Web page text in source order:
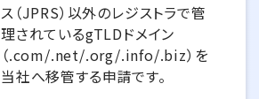
ス（JPRS）以外のレジストラで管
理されているgTLDドメイン
（.com/.net/.org/.info/.biz）を
当社へ移管する申請です。